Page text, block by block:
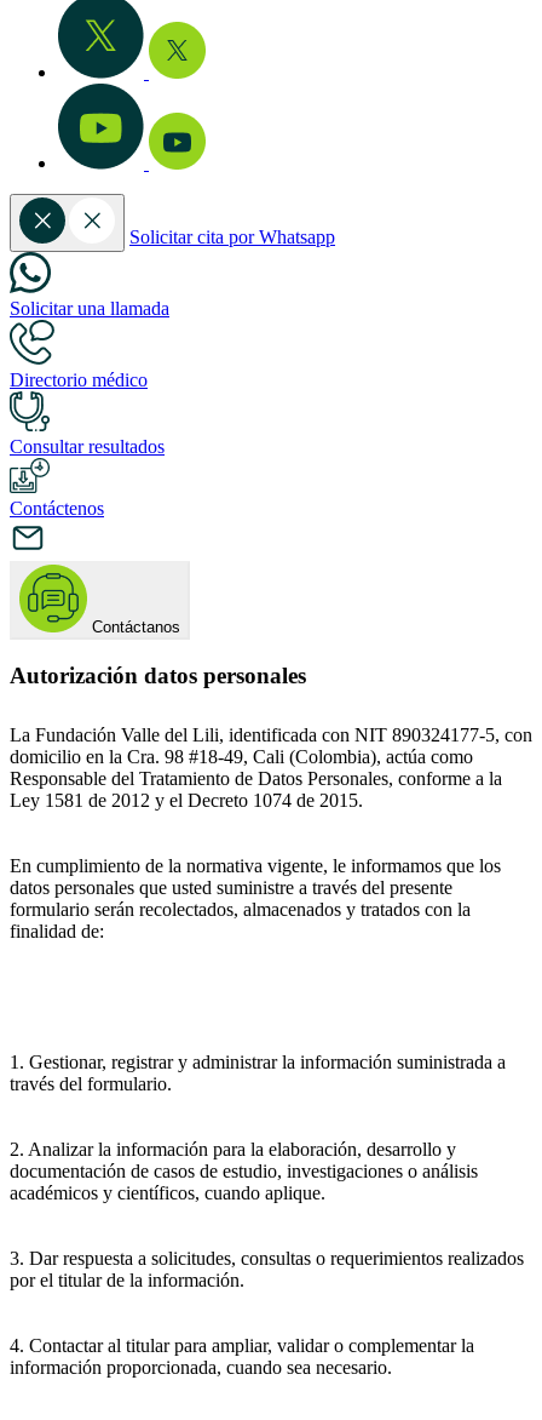
Solicitar cita por Whatsapp
Solicitar una llamada
Directorio médico
Consultar resultados
Contáctenos
Contáctanos
Autorización datos personales
La Fundación Valle del Lili, identificada con NIT 890324177-5, con
domicilio en la Cra. 98 #18-49, Cali (Colombia), actúa como
Responsable del Tratamiento de Datos Personales, conforme a la
Ley 1581 de 2012 y el Decreto 1074 de 2015.
En cumplimiento de la normativa vigente, le informamos que los
datos personales que usted suministre a través del presente
formulario serán recolectados, almacenados y tratados con la
finalidad de:
1. Gestionar, registrar y administrar la información suministrada a
través del formulario.
2. Analizar la información para la elaboración, desarrollo y
documentación de casos de estudio, investigaciones o análisis
académicos y científicos, cuando aplique.
3. Dar respuesta a solicitudes, consultas o requerimientos realizados
por el titular de la información.
4. Contactar al titular para ampliar, validar o complementar la
información proporcionada, cuando sea necesario.